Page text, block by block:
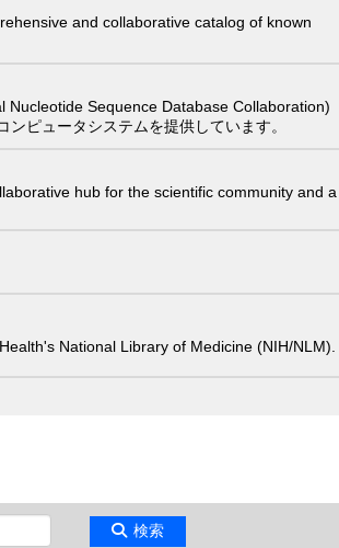
and collaborative catalog of known
Nucleotide Sequence Database Collaboration)
ピュータシステムを提供しています。
hub for the scientific community and a
National Library of Medicine (NIH/NLM).
検索